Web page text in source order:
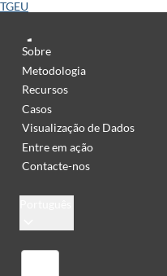
TGEU
Sobre
Metodologia
Recursos
Casos
Visualização de Dados
Entre em ação
Contacte-nos